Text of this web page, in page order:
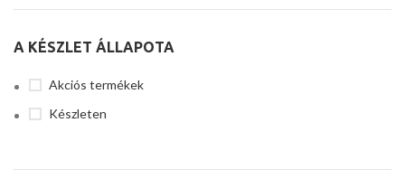
A KÉSZLET ÁLLAPOTA
Akciós termékek
Készleten